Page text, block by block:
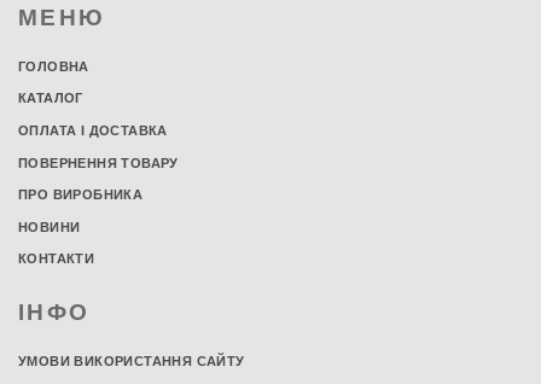
МЕНЮ
ГОЛОВНА
КАТАЛОГ
ОПЛАТА І ДОСТАВКА
ПОВЕРНЕННЯ ТОВАРУ
ПРО ВИРОБНИКА
НОВИНИ
КОНТАКТИ
ІНФО
УМОВИ ВИКОРИСТАННЯ САЙТУ